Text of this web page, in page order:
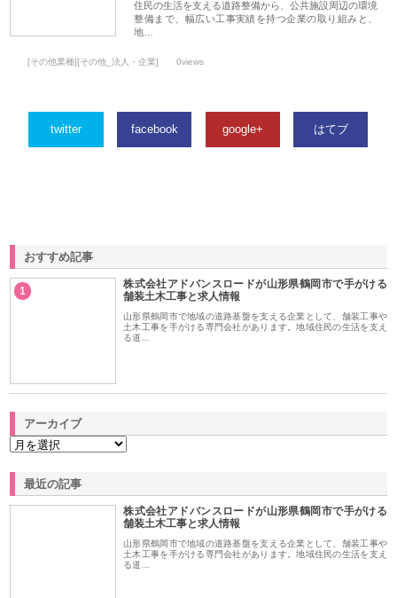
住民の生活を支える道路整備から、公共施設周辺の環境
整備まで、幅広い工事実績を持つ企業の取り組みと、
地…
[その他業種][その他_法人・企業] 0views
twitter facebook google+ はてブ
おすすめ記事
1
株式会社アドバンスロードが山形県鶴岡市で手がける
舗装土木工事と求人情報
山形県鶴岡市で地域の道路基盤を支える企業として、舗装工事や
土木工事を手がける専門会社があります。地域住民の生活を支え
る道…
アーカイブ
最近の記事
株式会社アドバンスロードが山形県鶴岡市で手がける
舗装土木工事と求人情報
山形県鶴岡市で地域の道路基盤を支える企業として、舗装工事や
土木工事を手がける専門会社があります。地域住民の生活を支え
る道…